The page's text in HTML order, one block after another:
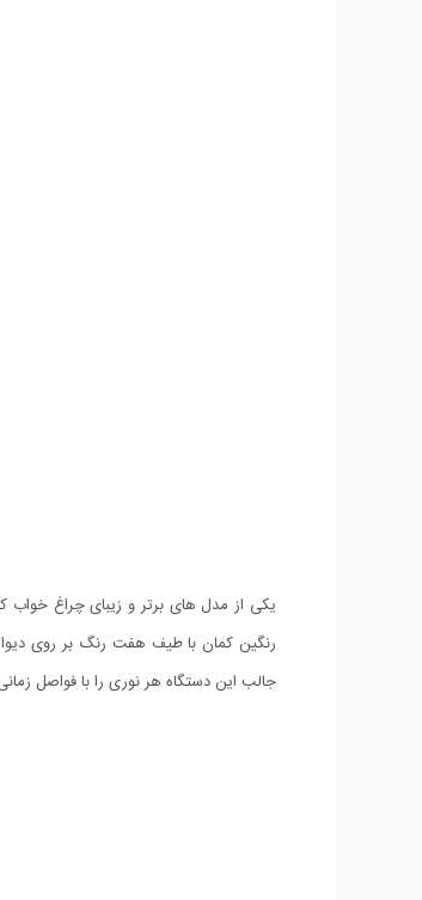
یکی از مدل های برتر و زیبای چراغ خواب
رنگین كمان با طیف هفت رنگ بر روی
جالب این دستگاه هر نوری را با فواصل